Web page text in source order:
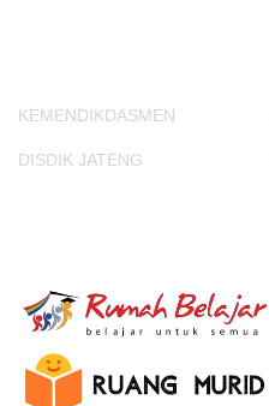
KEMENDIKDASMEN
DISDIK JATENG